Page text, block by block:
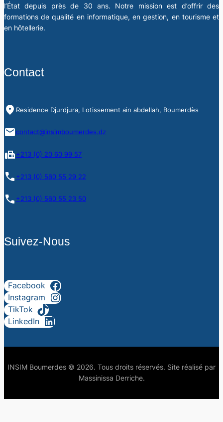
l’État depuis près de 30 ans. Notre mission est d’offrir des
formations de qualité en informatique, en gestion, en tourisme et
en hôtellerie.
Contact
Residence Djurdjura, Lotissement ain abdellah, Boumerdès
contact@insimboumerdes.dz
+213 (0) 20 60 99 57
+213 (0) 560 55 29 22
+213 (0) 560 55 23 50
Suivez-Nous
Facebook
Instagram
TikTok
LinkedIn
INSIM Boumerdes © 2026. Tous droits réservés. Site réalisé par
Massinissa Derriche.